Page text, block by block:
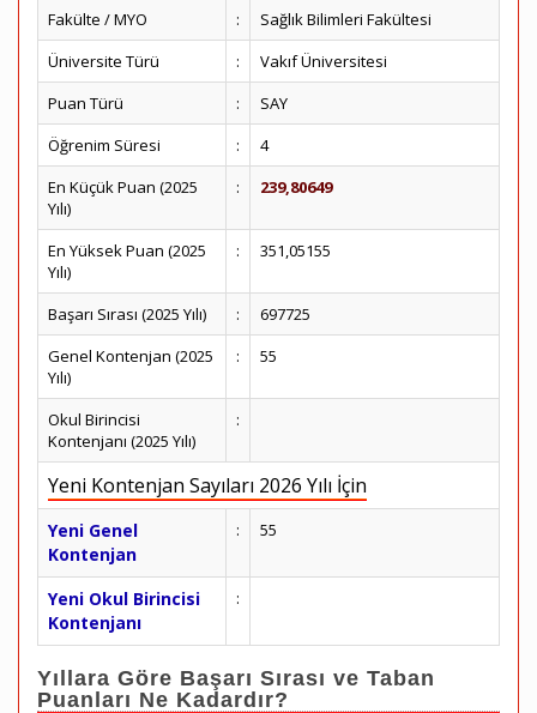
Fakülte / MYO
:
Sağlık Bilimleri Fakültesi
Üniversite Türü
:
Vakıf Üniversitesi
Puan Türü
:
SAY
Öğrenim Süresi
:
4
En Küçük Puan (2025
Yılı)
: 239,80649
En Yüksek Puan (2025
Yılı)
: 351,05155
Başarı Sırası (2025 Yılı) :
697725
Genel Kontenjan (2025
Yılı)
: 55
Okul Birincisi
Kontenjanı (2025 Yılı)
:
Yeni Kontenjan Sayıları 2026 Yılı İçin
Yeni Genel
Kontenjan
: 55
Yeni Okul Birincisi
Kontenjanı
:
Yıllara Göre Başarı Sırası ve Taban
Puanları Ne Kadardır?